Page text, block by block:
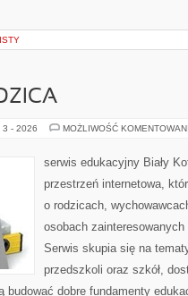
3 - 2026 MOŻLIWOŚĆ
serwis edukacyjny Biały
przestrzeń internetowa,
o rodzicach,
osobach
Serwis skupia się na
przedszkoli oraz szkół,
budować dobre fundamenty